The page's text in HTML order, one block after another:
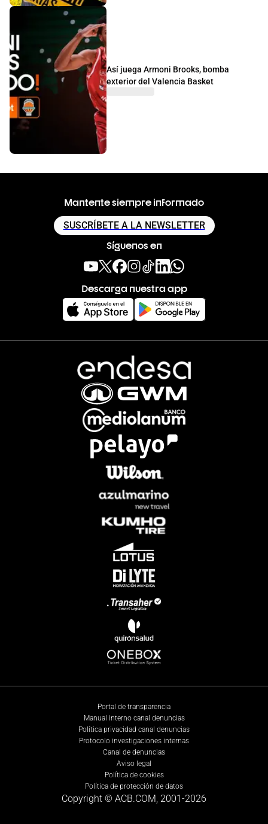
Así juega Armoni Brooks, bomba
exterior del Valencia Basket
Mantente siempre informado
SUSCRÍBETE A LA NEWSLETTER
Síguenos en
Descarga nuestra app
Portal de transparencia
Manual interno canal denuncias
Política privacidad canal denuncias
Protocolo investigaciones internas
Canal de denuncias
Aviso legal
Política de cookies
Política de protección de datos
Copyright © ACB.COM, 2001-2026